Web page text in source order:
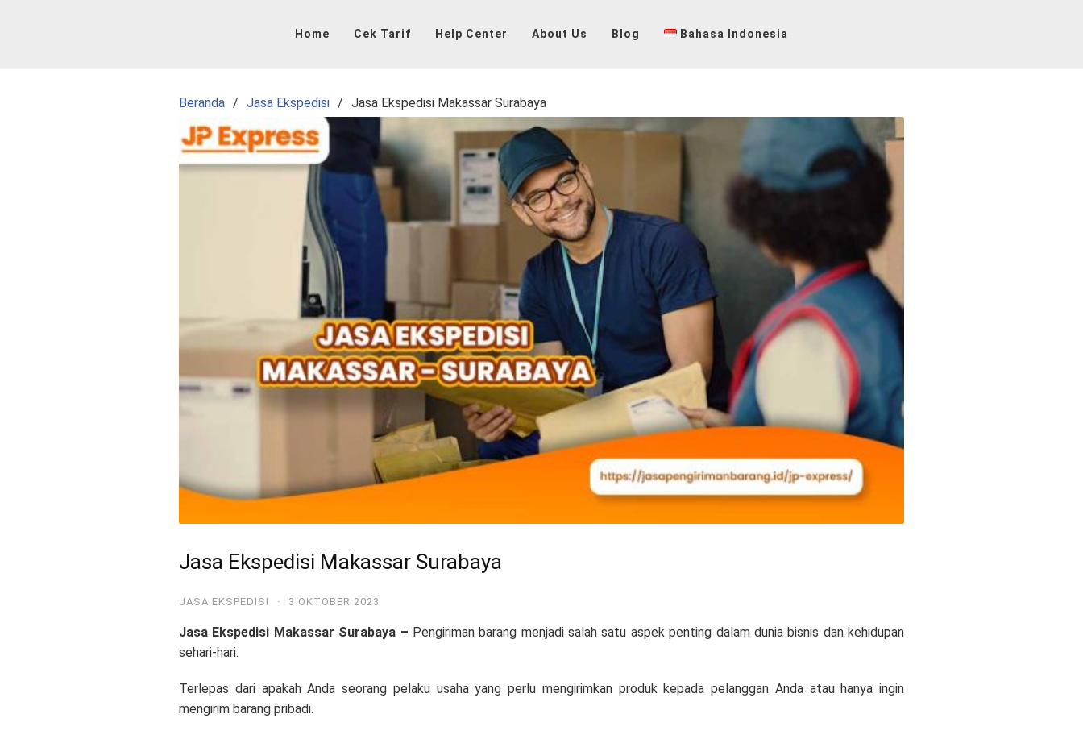
Home Cek Tarif Help Center About Us Blog Bahasa Indonesia
Beranda Jasa Ekspedisi Jasa Ekspedisi Makassar Surabaya
Jasa Ekspedisi Makassar Surabaya
JASA EKSPEDISI · 3 OKTOBER 2023
Jasa Ekspedisi Makassar Surabaya – Pengiriman barang menjadi salah satu aspek penting dalam dunia bisnis dan kehidupan
sehari-hari.
Terlepas dari apakah Anda seorang pelaku usaha yang perlu mengirimkan produk kepada pelanggan Anda atau hanya ingin
mengirim barang pribadi.